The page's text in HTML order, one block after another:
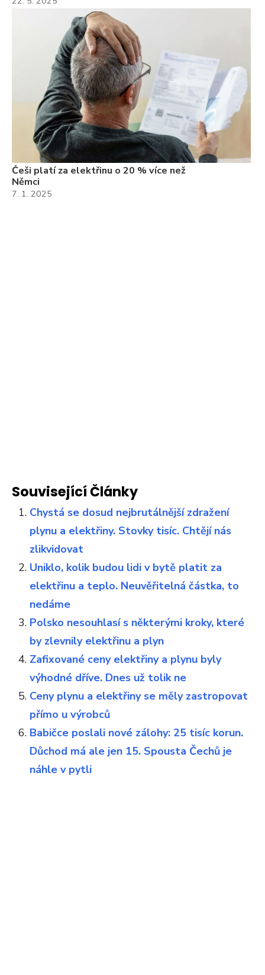
Češi platí za elektřinu o 20 % více než
Němci
7. 1. 2025
Související Články
Chystá se dosud nejbrutálnější zdražení
plynu a elektřiny. Stovky tisíc. Chtějí nás
zlikvidovat
Uniklo, kolik budou lidi v bytě platit za
elektřinu a teplo. Neuvěřitelná částka, to
nedáme
Polsko nesouhlasí s některými kroky, které
by zlevnily elektřinu a plyn
Zafixované ceny elektřiny a plynu byly
výhodné dříve. Dnes už tolik ne
Ceny plynu a elektřiny se měly zastropovat
přímo u výrobců
Babičce poslali nové zálohy: 25 tisíc korun.
Důchod má ale jen 15. Spousta Čechů je
náhle v pytli